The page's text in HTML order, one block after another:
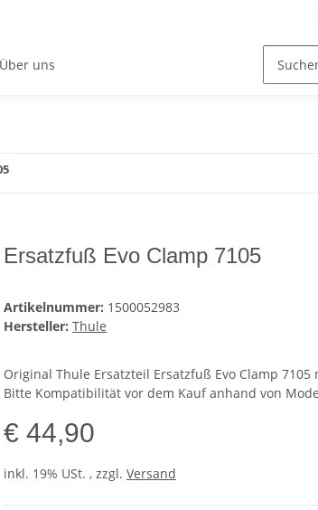
Über uns
Ersatzfuß Evo Clamp 7105
Artikelnummer: 1500052983
Hersteller: Thule
Original Thule Ersatzteil Ersatzfuß Evo Clamp
Bitte Kompatibilität vor dem Kauf anhand von
€ 44,90
inkl. 19% USt. , zzgl. Versand